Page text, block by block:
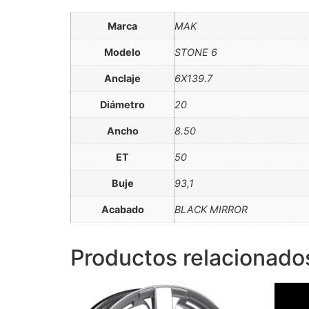
Marca MAK
Modelo STONE 6
Anclaje 6X139.7
Diámetro 20
Ancho 8.50
ET 50
Buje 93,1
Acabado BLACK MIRROR
Productos